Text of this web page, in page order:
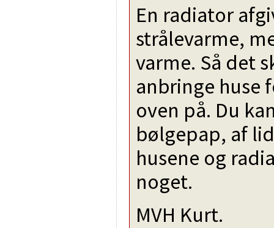
En radiator
strålevarme,
varme. Så det
anbringe huse
oven på. Du
bølgepap, af
husene og
noget.
MVH Kurt.